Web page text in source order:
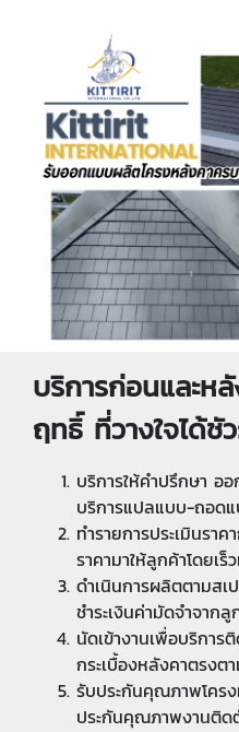
บริการก่อนและห
ฤทธิ์ ที่วางใจได้ชั
บริการให้คำปรึกษา อ
บริการแปลแบบ-ถอด
ทำรายการประเมินรา
ราคามาให้ลูกค้าโดยเร็
ดำเนินการผลิตตามสเ
ชำระเงินค่ามัดจำจากลู
นัดเข้างานเพื่อบริการ
กระเบื้องหลังคาตรง
รับประกันคุณภาพโคร
ประกันคุณภาพงานติด